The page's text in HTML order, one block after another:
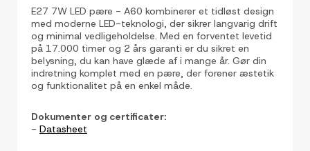
E27 7W LED pære - A60 kombinerer et tidløst design
med moderne LED-teknologi, der sikrer langvarig drift
og minimal vedligeholdelse. Med en forventet levetid
på 17.000 timer og 2 års garanti er du sikret en
belysning, du kan have glæde af i mange år. Gør din
indretning komplet med en pære, der forener æstetik
og funktionalitet på en enkel måde.
Dokumenter og certificater:
- Datasheet